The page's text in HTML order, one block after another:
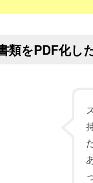
類をPDF化し